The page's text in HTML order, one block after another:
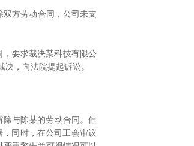
方劳动合同，公司未支
要求裁决某科技有限公
，向法院提起诉讼。
与陈某的劳动合同。但
同时，在公司工会审议